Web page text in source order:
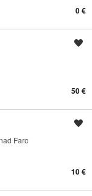
0 €
50 €
Faro
10 €